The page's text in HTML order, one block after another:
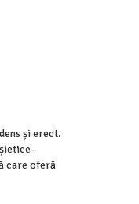
și erect.
care oferă